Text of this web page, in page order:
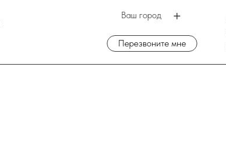
Перезвоните мне
Ваш город